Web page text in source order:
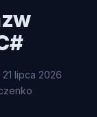
lipca 2026